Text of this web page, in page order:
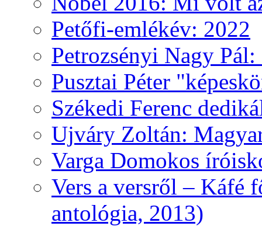
Petőfi-emlékév: 2022
Petrozsényi Nagy
Pusztai Péter
Székedi Ferenc
Ujváry Zoltán:
Varga Domokos
Vers a versről – Káfé
antológia, 2013)